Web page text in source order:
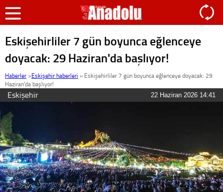
Eskişehirliler 7 gün boyunca eğlenceye
doyacak: 29 Haziran'da başlıyor!
Haberler >Eskişehir haberleri » Eskişehirliler 7 gün boyunca eğlenceye doyacak: 29
Haziran'da başlıyor!
Eskişehir 22 Haziran 2026 14:41